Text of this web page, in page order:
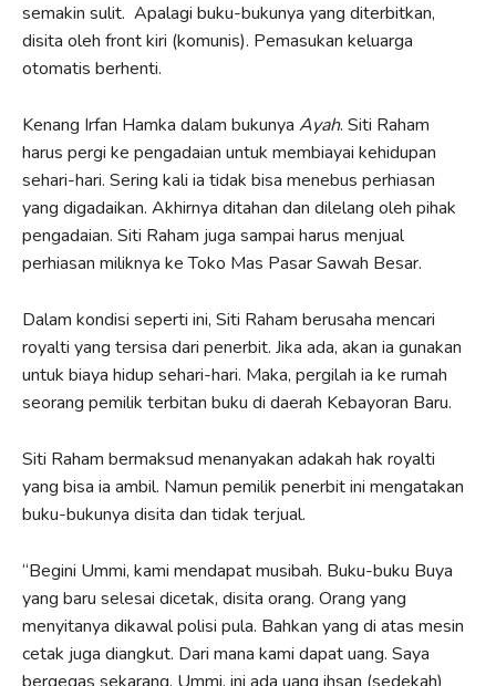
semakin sulit. Apalagi buku-bukunya yang diterbitkan,
disita oleh front kiri (komunis). Pemasukan keluarga
otomatis berhenti.
Kenang Irfan Hamka dalam bukunya Ayah. Siti Raham
harus pergi ke pengadaian untuk membiayai kehidupan
sehari-hari. Sering kali ia tidak bisa menebus perhiasan
yang digadaikan. Akhirnya ditahan dan dilelang oleh pihak
pengadaian. Siti Raham juga sampai harus menjual
perhiasan miliknya ke Toko Mas Pasar Sawah Besar.
Dalam kondisi seperti ini, Siti Raham berusaha mencari
royalti yang tersisa dari penerbit. Jika ada, akan ia gunakan
untuk biaya hidup sehari-hari. Maka, pergilah ia ke rumah
seorang pemilik terbitan buku di daerah Kebayoran Baru.
Siti Raham bermaksud menanyakan adakah hak royalti
yang bisa ia ambil. Namun pemilik penerbit ini mengatakan
buku-bukunya disita dan tidak terjual.
“Begini Ummi, kami mendapat musibah. Buku-buku Buya
yang baru selesai dicetak, disita orang. Orang yang
menyitanya dikawal polisi pula. Bahkan yang di atas mesin
cetak juga diangkut. Dari mana kami dapat uang. Saya